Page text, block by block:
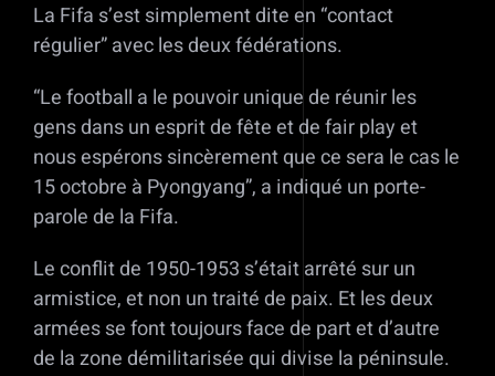
La Fifa s’est simplement dite en “contact
régulier” avec les deux fédérations.
“Le football a le pouvoir unique de réunir les
gens dans un esprit de fête et de fair play et
nous espérons sincèrement que ce sera le cas le
15 octobre à Pyongyang”, a indiqué un porte-
parole de la Fifa.
Le conflit de 1950-1953 s’était arrêté sur un
armistice, et non un traité de paix. Et les deux
armées se font toujours face de part et d’autre
de la zone démilitarisée qui divise la péninsule.